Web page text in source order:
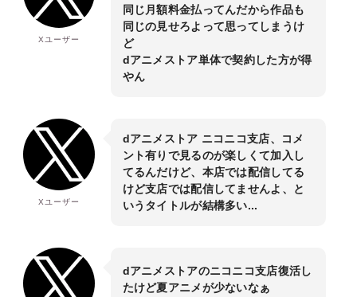
Xユーザー
同じ月額料金払ってんだから作品も
同じの見せろよって思ってしまうけ
ど
dアニメストア単体で契約した方が得
やん
Xユーザー
dアニメストア ニコニコ支店、コメ
ント有りで見るのが楽しくて加入し
てるんだけど、本店では配信してる
けど支店では配信してませんよ、と
いうタイトルが結構多い...
dアニメストアのニコニコ支店復活し
たけど夏アニメが少ないなぁ